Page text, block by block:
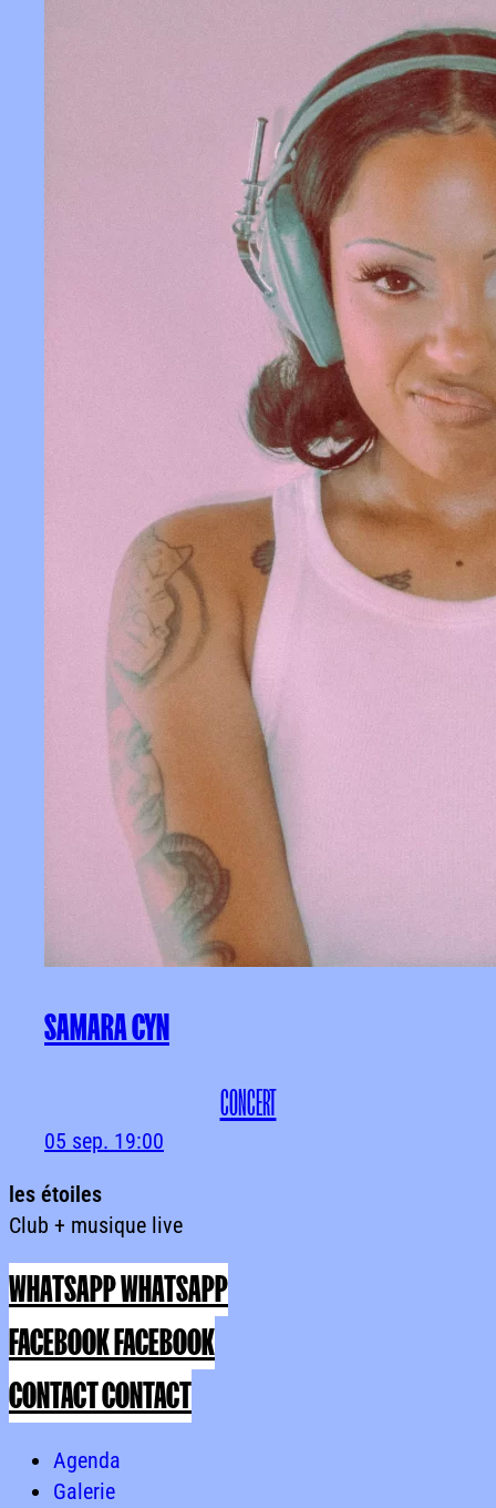
SAMARA CYN
CONCERT
05 sep. 19:00
les étoiles
Club + musique live
WHATSAPPWHATSAPP
FACEBOOK FACEBOOK
CONTACTCONTACT
Agenda
Agenda
GalerieGalerie